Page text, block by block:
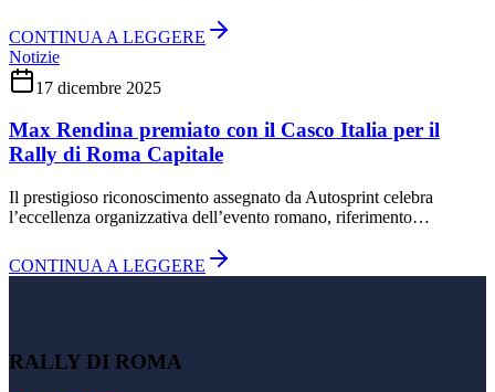
CONTINUA A LEGGERE
Notizie
17 dicembre 2025
Max Rendina premiato con il Casco Italia per il
Rally di Roma Capitale
Il prestigioso riconoscimento assegnato da Autosprint celebra
l’eccellenza organizzativa dell’evento romano, riferimento…
CONTINUA A LEGGERE
RALLY DI ROMA